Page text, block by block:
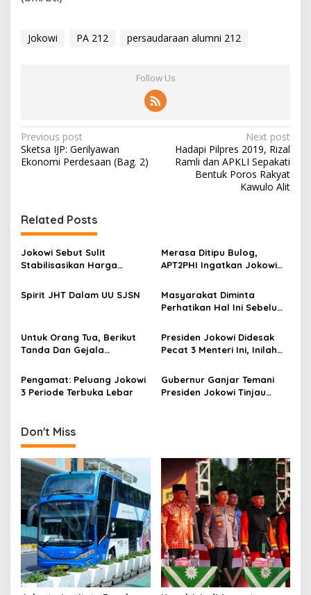
Jokowi PA 212 persaudaraan alumni 212
Follow Us
P
o
n
a
v
i
g
t
i
o
n
Previous post
Sketsa IJP: Gerilyawan
Ekonomi Perdesaan (Bag. 2)
Next post
Hadapi Pilpres 2019, Rizal
Ramli dan APKLI Sepakati
Bentuk Poros Rakyat
Kawulo Alit
Related Posts
Jokowi Sebut Sulit
Stabilisasikan Harga
Asal Ada Kemauan Serius!
Merasa Ditipu Bulog,
APT2PHI Ingatkan Jokowi
Harga Beras Nasional
Spirit JHT Dalam UU SJSN
Masyarakat Diminta
Perhatikan Hal Ini Sebelum
Untuk Orang Tua, Berikut
Tanda Dan Gejala
Anak
Presiden Jokowi Didesak
Pecat 3 Menteri Ini, Inilah
Pengamat: Peluang Jokowi
3 Periode Terbuka Lebar
Gubernur Ganjar Temani
Presiden Jokowi Tinjau
Don't Miss